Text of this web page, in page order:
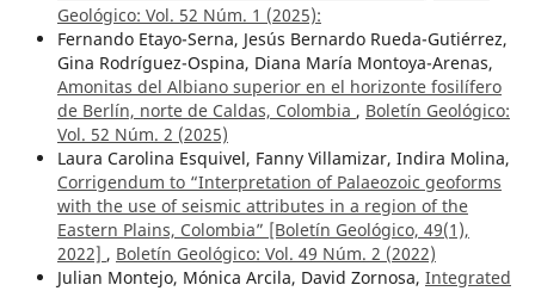
Geológico: Vol. 52 Núm. 1 (2025):
Fernando Etayo-Serna, Jesús Bernardo Rueda-Gutiérrez,
Gina Rodríguez-Ospina, Diana María Montoya-Arenas,
Amonitas del Albiano superior en el horizonte fosilífero
de Berlín, norte de Caldas, Colombia , Boletín Geológico:
Vol. 52 Núm. 2 (2025)
Laura Carolina Esquivel, Fanny Villamizar, Indira Molina,
Corrigendum to “Interpretation of Palaeozoic geoforms
with the use of seismic attributes in a region of the
Eastern Plains, Colombia” [Boletín Geológico, 49(1),
2022] , Boletín Geológico: Vol. 49 Núm. 2 (2022)
Julian Montejo, Mónica Arcila, David Zornosa, Integrated